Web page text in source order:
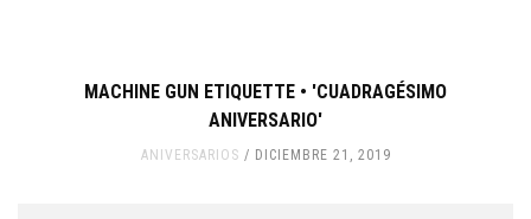
MACHINE GUN ETIQUETTE • 'CUADRAGÉSIMO
ANIVERSARIO'
ANIVERSARIOS DICIEMBRE 21, 2019